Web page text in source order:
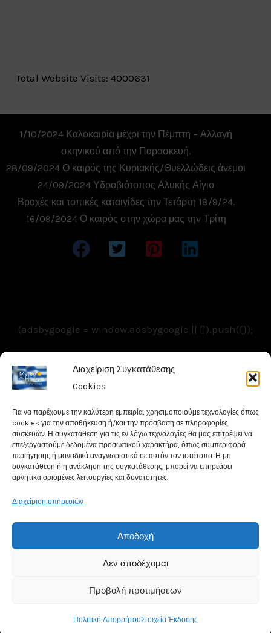
Διαχείριση Συγκατάθεσης
Cookies
Για να παρέχουμε την καλύτερη εμπειρία, χρησιμοποιούμε τεχνολογίες όπως
cookies για την αποθήκευση ή/και την πρόσβαση σε πληροφορίες
συσκευών. Η συγκατάθεση για τις εν λόγω τεχνολογίες θα μας επιτρέψει να
επεξεργαστούμε δεδομένα προσωπικού χαρακτήρα, όπως συμπεριφορά
περιήγησης ή μοναδικά αναγνωριστικά σε αυτόν τον ιστότοπο. Η μη
συγκατάθεση ή η ανάκληση της συγκατάθεσης, μπορεί να επηρεάσει
αρνητικά ορισμένες λειτουργίες και δυνατότητες.
Διαχείριση υπηρεσιών
Αποδοχή
Δεν αποδέχομαι
Προβολή προτιμήσεων
Πολιτική ΑπορρήτουΣτοιχεία Έκδοσης
Total Website Visits: 4000631
1/10/2024 Καλοκαιρία μέχρι την Πέμπτη – Αλλαγή
σκηνικού από την Παρασκευή.
28/09/2024 Ο καιρός της Κυριακής/Θυελλώδεις άνεμοι
24/09/2024 Υδροβιότοπος Αλυκής Αίγιο
Βροχές και τοπικές καταιγίδες την Τετάρτη 18/9/24.
16/09/2024 Ο καιρός στην χώρα μας την Τρίτη
(adsbygoogle = window.adsbygoogle || []).push({});
Copyright © 2026 Meteohellas - Weathercams.gr